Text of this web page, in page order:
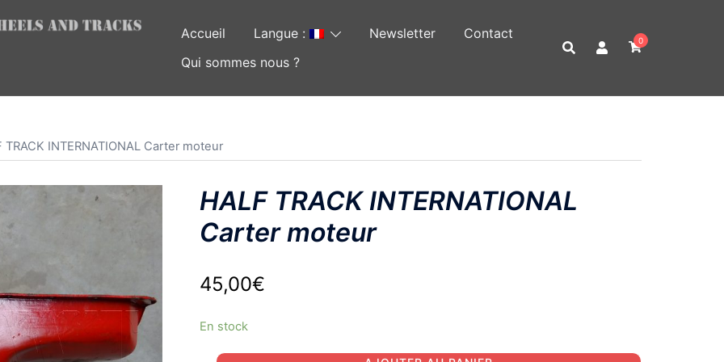
Accueil Langue : Newsletter
Contact
Qui sommes nous ?
0
TRACK INTERNATIONAL Carter moteur
HALF TRACK INTERNATIONAL
Carter moteur
45,00€
En stock